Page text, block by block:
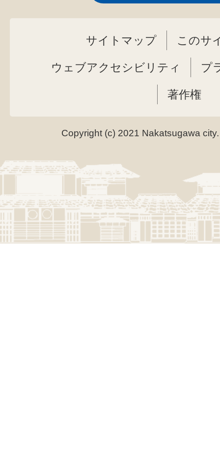
サイトマップ このサ
ウェブアクセシビリティ プ
著作権
Copyright (c) 2021 Nakatsugawa